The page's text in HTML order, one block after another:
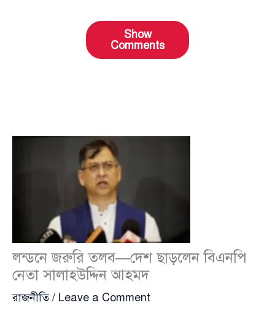
Show
Comments
লন্ডনে জরুরি তলব—দেশ ছাড়লেন বিএনপি
নেতা সালাহউদ্দিন আহমদ
রাজনীতি/ Leave a Comment